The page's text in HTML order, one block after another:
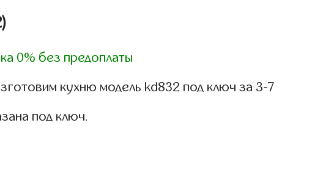
0% без предоплаты
кухню модель kd832 под ключ за 3-7
под ключ.